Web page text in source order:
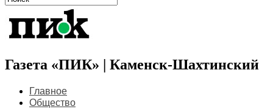
Газета «ПИК» | Каменск-Шахтинский
Главное
Общество